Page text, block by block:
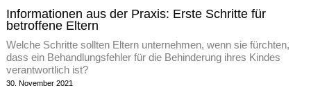
Informationen aus der Praxis: Erste Schritte für
betroffene Eltern
Welche Schritte sollten Eltern unternehmen, wenn sie fürchten,
dass ein Behandlungsfehler für die Behinderung ihres Kindes
verantwortlich ist?
30. November 2021